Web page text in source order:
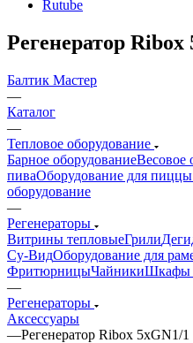
Rutube
Регенератор
Балтик Мастер
—
Каталог
—
Тепловое оборудование
Барное оборудованиеВесовое
пиваОборудование для пиццы
оборудование
—
Регенераторы
Витрины тепловыеГрили
Су-BидОборудование для
ФритюрницыЧайникиШкафы
—
Регенераторы
Аксессуары
—Регенератор Ribox 5хGN1/